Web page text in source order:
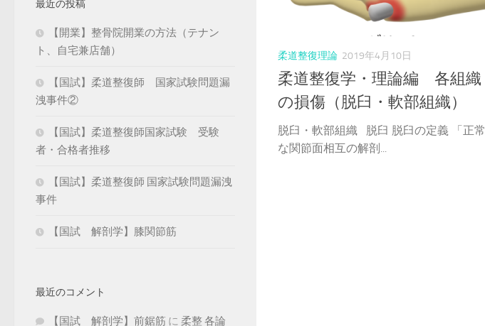
柔道整復理論 2019年4月10日
柔道整復学・理論編 各組織
の損傷（脱臼・軟部組織）
脱臼・軟部組織 脱臼 脱臼の定義 「正常
な関節面相互の解剖...
最近の投稿
【開業】整骨院開業の方法（テナン
ト、自宅兼店舗）
【国試】柔道整復師 国家試験問題漏
洩事件②
【国試】柔道整復師国家試験 受験
者・合格者推移
【国試】柔道整復師 国家試験問題漏洩
事件
【国試 解剖学】膝関節筋
最近のコメント
【国試 解剖学】前鋸筋 に 柔整 各論